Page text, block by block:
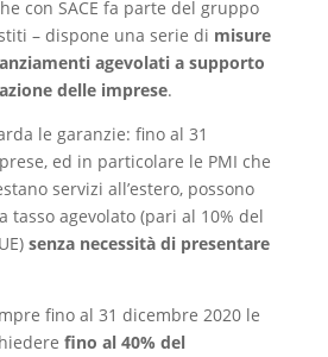
con SACE fa parte del gruppo
– dispone una serie di misure
agevolati a supporto
delle imprese.
le garanzie: fino al 31
ed in particolare le PMI che
servizi all’estero, possono
tasso agevolato (pari al 10% del
senza necessità di presentare
fino al 31 dicembre 2020 le
fino al 40% del